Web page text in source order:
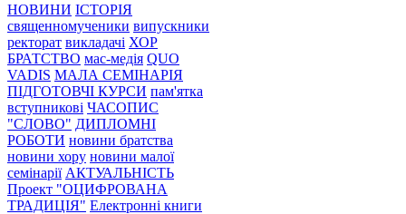
НОВИНИ ІСТОРІЯ
священномученики випускники
ректорат викладачі ХОР
БРАТСТВО мас-медія QUO
VADIS МАЛА СЕМІНАРІЯ
ПІДГОТОВЧІ КУРСИ пам'ятка
вступникові ЧАСОПИС
"СЛОВО" ДИПЛОМНІ
РОБОТИ новини братства
новини хору новини малої
семінарії АКТУАЛЬНІСТЬ
Проект "ОЦИФРОВАНА
ТРАДИЦІЯ" Електронні книги